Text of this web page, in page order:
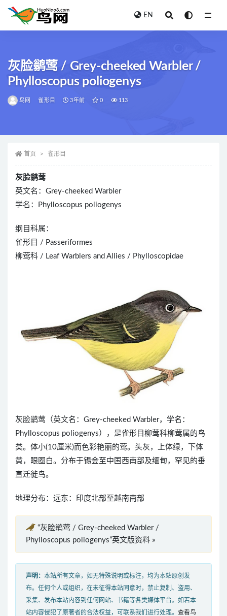
EN
灰脸鹟莺 / Grey-cheeked Warbler /
Phylloscopus poliogenys
鸟网 雀形目 3年前 0 113
首页 雀形目
灰脸鹟莺
英文名：Grey-cheeked Warbler
学名：Phylloscopus poliogenys
纲目科属：
雀形目 / Passeriformes
柳莺科 / Leaf Warblers and Allies / Phylloscopidae
灰脸鹟莺（英文名：Grey-cheeked Warbler，学名：
Phylloscopus poliogenys），是雀形目柳莺科柳莺属的鸟
类。体小(10厘米)而色彩艳丽的莺。头灰，上体绿，下体
黄，眼圈白。分布于锡金至中国西南部及缅甸，罕见的垂
直迁徙鸟。
地理分布：远东：印度北部至越南南部
“灰脸鹟莺 / Grey-cheeked Warbler /
Phylloscopus poliogenys”英文版资料 »
声明： 本站所有文章，如无特殊说明或标注，均为本站原创发
布。任何个人或组织，在未征得本站同意时，禁止复制、盗用、
采集、发布本站内容到任何网站、书籍等各类媒体平台。如若本
站内容侵犯了原著者的合法权益，可联系我们进行处理。 查看鸟